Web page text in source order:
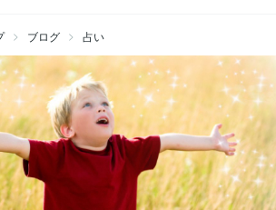
ブログ 占い